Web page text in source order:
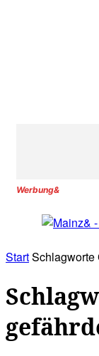
Werbung&
StartSchlagworte